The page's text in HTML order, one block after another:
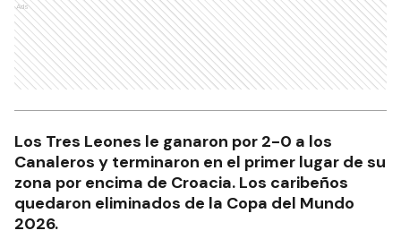
Ads
Los Tres Leones le ganaron por 2-0 a los
Canaleros y terminaron en el primer lugar de su
zona por encima de Croacia. Los caribeños
quedaron eliminados de la Copa del Mundo
2026.